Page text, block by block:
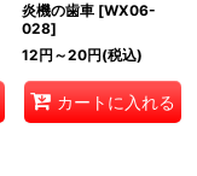
炎機の歯車 [WX06-
028]
12円 ～20円(税込)
カートに入れる